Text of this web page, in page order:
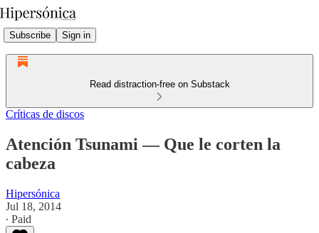
Subscribe Sign in
Read distraction-free on Substack
Críticas de discos
Atención Tsunami — Que le corten la
cabeza
Hipersónica
Jul 18, 2014
∙ Paid